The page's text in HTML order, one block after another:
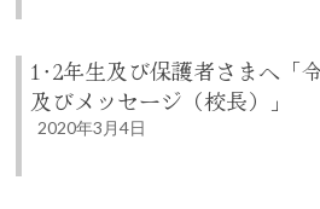
1･2年生及び保護者さまへ「
及びメッセージ（校長）」
2020年3月4日